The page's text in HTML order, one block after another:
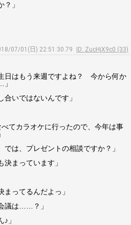
」
07/01(日) 22:51:30.79
ID: ZucHjX9c0 (33)
日はもう来週ですよね？ 今から何か
いではないんです」
てカラオケに行ったので、今年は事
は、プレゼントの相談ですか？」
まっています」
ってるんだよっ」
議は……？」
」